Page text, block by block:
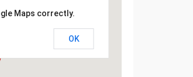
Maps correctly.
OK